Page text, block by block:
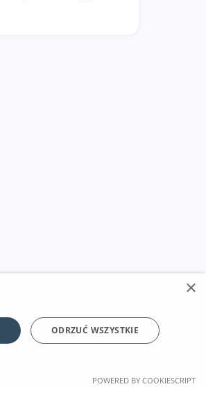
×
ODRZUĆ WSZYSTKIE
POWERED BY COOKIESCRIPT